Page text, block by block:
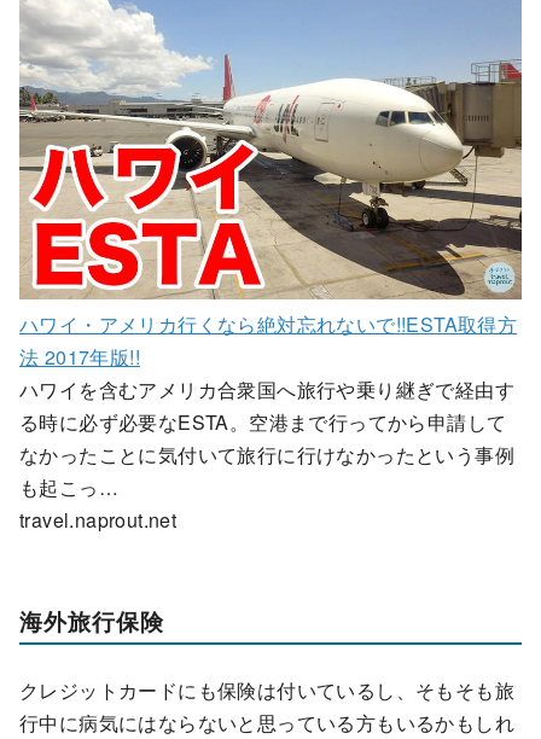
ハワイ・アメリカ行くなら絶対忘れないで!!ESTA取得方
法 2017年版!!
ハワイを含むアメリカ合衆国へ旅行や乗り継ぎで経由す
る時に必ず必要なESTA。空港まで行ってから申請して
なかったことに気付いて旅行に行けなかったという事例
も起こっ…
travel.naprout.net
海外旅行保険
クレジットカードにも保険は付いているし、そもそも旅
行中に病気にはならないと思っている方もいるかもしれ